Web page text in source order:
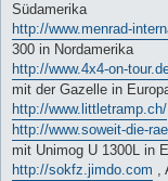
Südamerika
http://www.menrad-
300 in Nordamerika
http://www.4x4-on-
mit der Gazelle in
http://www.littletramp.ch/
http://www.soweit-die-
mit Unimog U 1300L in
http://sokfz.jimdo.com ,